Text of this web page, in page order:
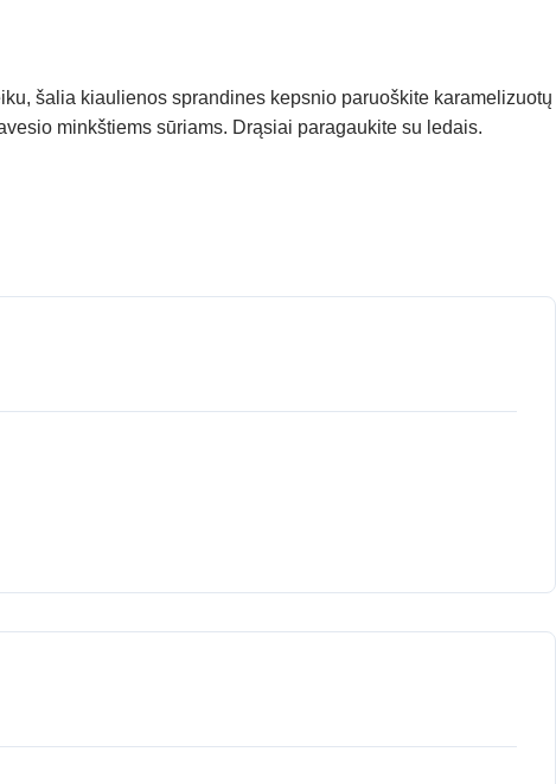
šalia kiaulienos sprandines kepsnio paruoškite karamelizuotų
minkštiems sūriams. Drąsiai paragaukite su ledais.